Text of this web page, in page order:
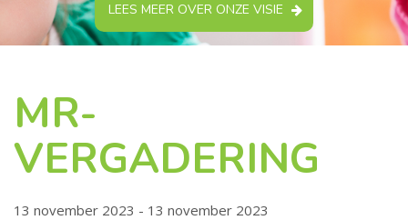
LEES MEER OVER ONZE VISIE
MR-
VERGADERING
13 november 2023 - 13 november 2023